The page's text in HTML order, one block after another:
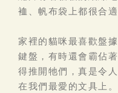
裇、帆布袋上都很合適
家裡的貓咪最喜歡盤
鍵盤，有時還會霸佔
得推開牠們，真是令
在我們最愛的文具上。